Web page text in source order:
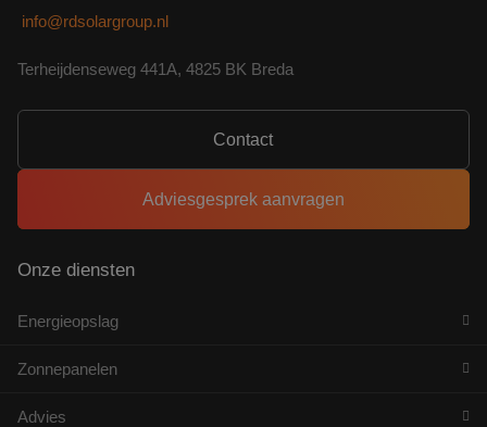
info@rdsolargroup.nl
Terheijdenseweg 441A, 4825 BK Breda
Contact
Adviesgesprek aanvragen
Onze diensten
Energieopslag
Zonnepanelen
Advies